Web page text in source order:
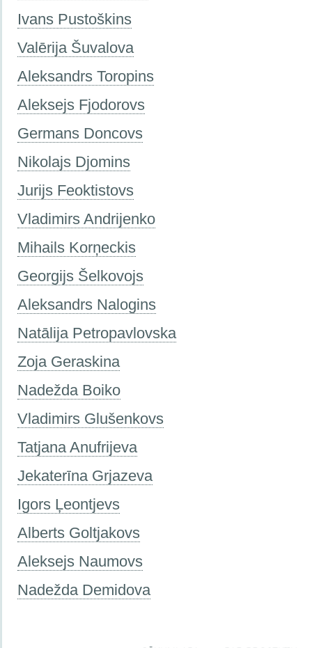
Ivans Pustoškins
Valērija Šuvalova
Aleksandrs Toropins
Aleksejs Fjodorovs
Germans Doncovs
Nikolajs Djomins
Jurijs Feoktistovs
Vladimirs Andrijenko
Mihails Korņeckis
Georgijs Šelkovojs
Aleksandrs Nalogins
Natālija Petropavlovska
Zoja Geraskina
Nadežda Boiko
Vladimirs Glušenkovs
Tatjana Anufrijeva
Jekaterīna Grjazeva
Igors Ļeontjevs
Alberts Goltjakovs
Aleksejs Naumovs
Nadežda Demidova